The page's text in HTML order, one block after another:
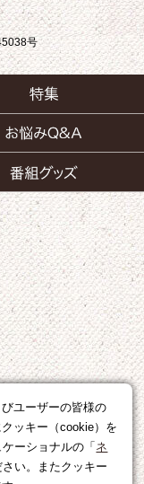
ユーザーの皆様の
ッキー（cookie）を
ーショナルの「 ネ
い。またクッキー
号
について